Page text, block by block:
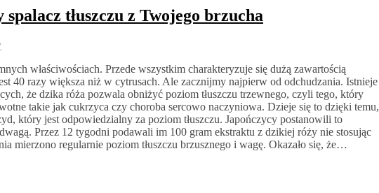
tłuszczu z Twojego brzucha
właściwościach. Przede wszystkim charakteryzuje się dużą zawartością
40 razy większa niż w cytrusach. Ale zacznijmy najpierw od odchudzania. Istnieje
że dzika róża pozwala obniżyć poziom tłuszczu trzewnego, czyli tego, który
takie jak cukrzyca czy choroba sercowo naczyniowa. Dzieje się to dzięki temu,
który jest odpowiedzialny za poziom tłuszczu. Japończycy postanowili to
Przez 12 tygodni podawali im 100 gram ekstraktu z dzikiej róży nie stosując
mierzono regularnie poziom tłuszczu brzusznego i wagę. Okazało się, że…